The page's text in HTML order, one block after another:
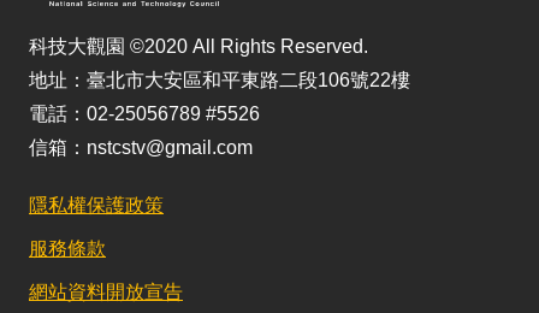
科技大觀園 ©2020 All Rights Reserved.
地址：臺北市大安區和平東路二段106號22樓
電話：02-25056789 #5526
信箱：nstcstv@gmail.com
隱私權保護政策
服務條款
網站資料開放宣告